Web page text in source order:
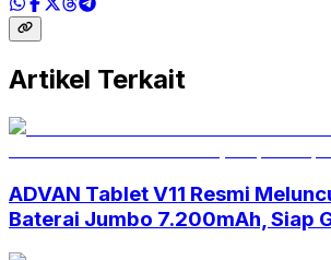
Artikel Terkait
ADVAN Tablet V11 Resmi
Baterai Jumbo 7.200mAh, Siap